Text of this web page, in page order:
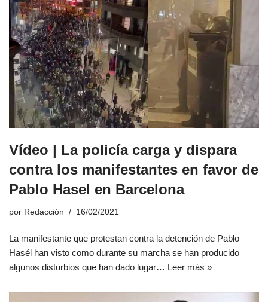
Vídeo | La policía carga y dispara
contra los manifestantes en favor de
Pablo Hasel en Barcelona
por Redacción 16/02/2021
La manifestante que protestan contra la detención de Pablo
Hasél han visto como durante su marcha se han producido
algunos disturbios que han dado lugar… Leer más »